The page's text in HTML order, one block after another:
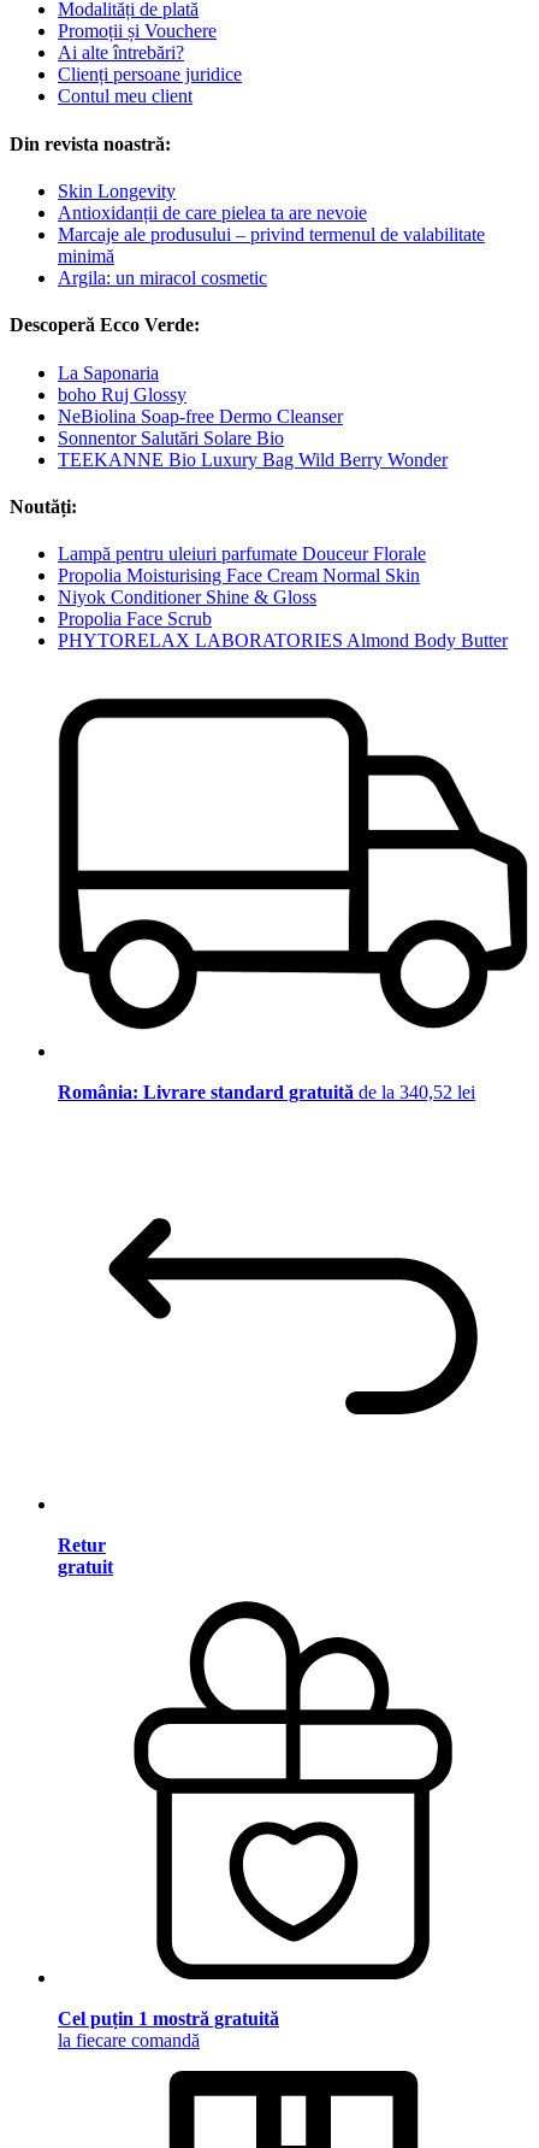
Modalități de plată
Promoții și Vouchere
Ai alte întrebări?
Clienți persoane juridice
Contul meu client
Din revista noastră:
Skin Longevity
Antioxidanții de care pielea ta are nevoie
Marcaje ale produsului – privind termenul de valabilitate
minimă
Argila: un miracol cosmetic
Descoperă Ecco Verde:
La Saponaria
boho Ruj Glossy
NeBiolina Soap-free Dermo Cleanser
Sonnentor Salutări Solare Bio
TEEKANNE Bio Luxury Bag Wild Berry Wonder
Noutăți:
Lampă pentru uleiuri parfumate Douceur Florale
Propolia Moisturising Face Cream Normal Skin
Niyok Conditioner Shine & Gloss
Propolia Face Scrub
PHYTORELAX LABORATORIES Almond Body Butter
România: Livrare standard gratuită de la 340,52 lei
Retur
gratuit
Cel puțin 1 mostră gratuită
la fiecare comandă